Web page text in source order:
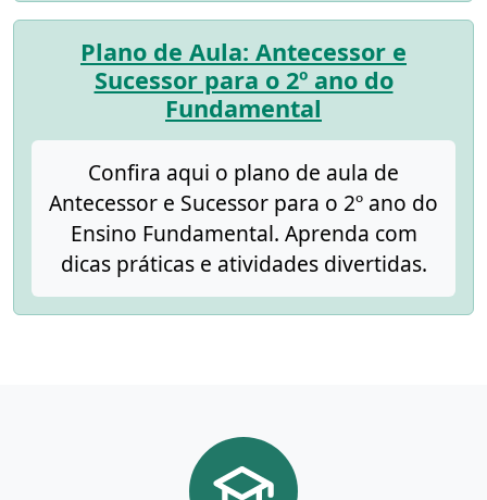
Plano de Aula: Antecessor e
Sucessor para o 2º ano do
Fundamental
Confira aqui o plano de aula de
Antecessor e Sucessor para o 2º ano do
Ensino Fundamental. Aprenda com
dicas práticas e atividades divertidas.